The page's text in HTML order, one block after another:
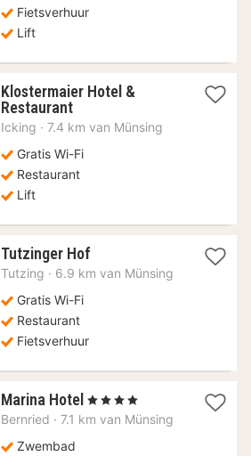
Fietsverhuur
Lift
Klostermaier Hotel &
Restaurant1
nacht
155,39
€
Icking · 7.4 km van Münsing
Gratis Wi-Fi
Restaurant
Lift
Tutzinger Hof1
nacht
Tutzing · 6.9 km van Münsing
Gratis Wi-Fi
Restaurant
Fietsverhuur
Marina Hotel 1
nacht
, 4 Sterren
Bernried · 7.1 km van Münsing
Zwembad